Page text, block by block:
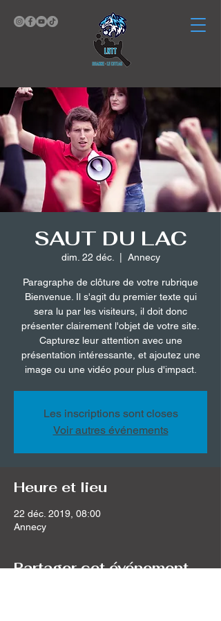
SAUT DU LAC
dim. 22 déc. Annecy
Paragraphe de clôture de votre rubrique
Bienvenue. Il s'agit du premier texte qui
sera lu par les visiteurs, il doit donc
présenter clairement l'objet de votre site.
Capturez leur attention avec une
présentation intéressante, et ajoutez une
image ou une vidéo pour plus d'impact.
Les inscriptions sont closes
Voir autres événements
Heure et lieu
22 déc. 2019, 08:00
Annecy
Partager cet événement